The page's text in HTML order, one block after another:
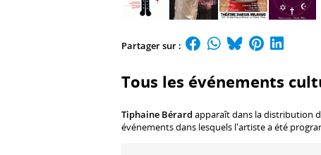
Partager sur :
Tous les événements
Tiphaine Bérard apparaît dans la distribution
événements dans lesquels l'artiste a été